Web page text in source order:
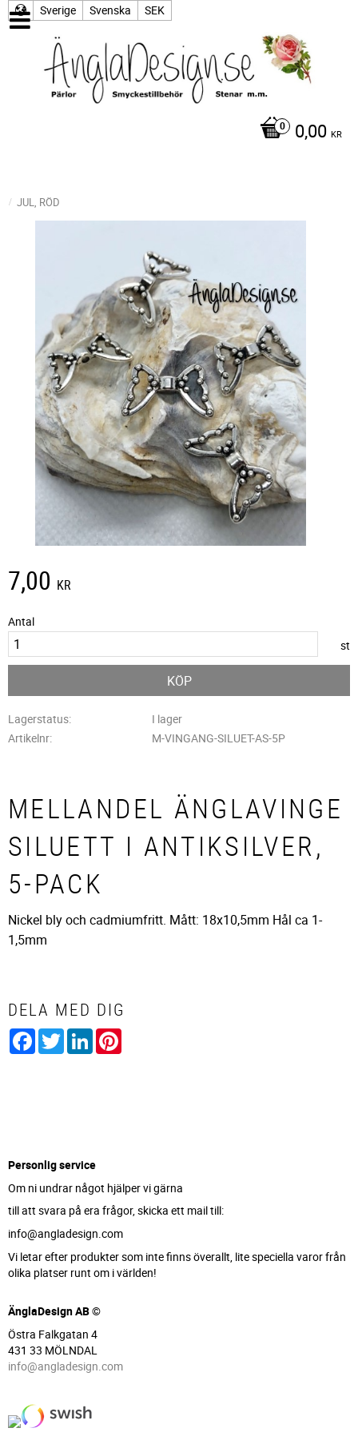
Sverige Svenska SEK
0,00 KR
JUL, RÖD
7,00 KR
Antal
st
KÖP
Lagerstatus
I lager
Artikelnr
M-VINGANG-SILUET-AS-5P
MELLANDEL ÄNGLAVINGE
SILUETT I ANTIKSILVER,
5-PACK
Nickel bly och cadmiumfritt. Mått: 18x10,5mm Hål ca 1-
1,5mm
DELA MED DIG
Facebook
TwitterLinkedIn
Personlig service
Om ni undrar något hjälper vi gärna
till att svara på era frågor, skicka ett mail till:
info@angladesign.com
Vi letar efter produkter som inte finns överallt, lite speciella varor från
olika platser runt om i världen!
ÄnglaDesign AB ©
Östra Falkgatan 4
431 33 MÖLNDAL
info@angladesign.com